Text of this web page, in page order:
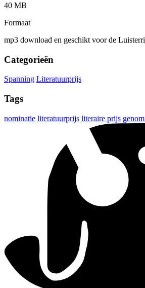
40 MB
Formaat
mp3 download en geschikt voor de
Categorieën
Spanning Literatuurprijs
Tags
nominatie literatuurprijs literaire prijs